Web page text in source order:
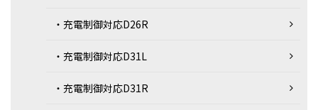
・充電制御対応D26R
・充電制御対応D31L
・充電制御対応D31R